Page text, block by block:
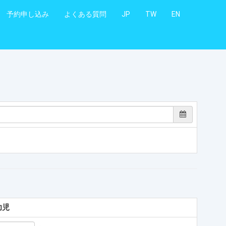
予約申し込み よくある質問 JP TW EN
児